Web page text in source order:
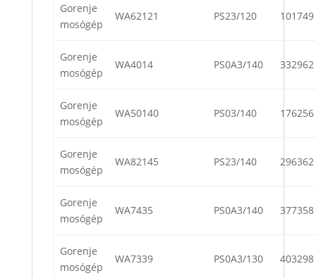
Gorenje
mosógép
WA62121 PS23/120 101749
Gorenje
mosógép
WA4014 PS0A3/140 332962
Gorenje
mosógép
WA50140 PS03/140 176256
Gorenje
mosógép
WA82145 PS23/140 296362
Gorenje
mosógép
WA7435 PS0A3/140 377358
Gorenje
mosógép
WA7339 PS0A3/130 403298